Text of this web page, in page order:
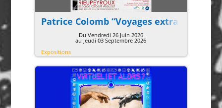
Patrice Colomb “Voyages
Du Vendredi 26 Juin 2026
au Jeudi 03 Septembre 2026
Expositions